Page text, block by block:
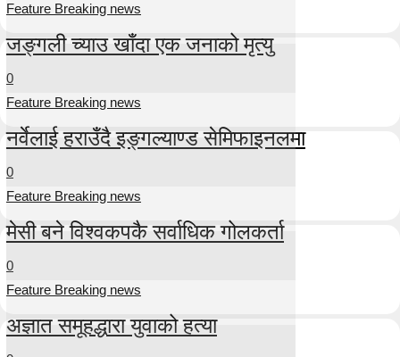
Feature Breaking news
जङ्गली च्याउ खाँदा एक जनाको मृत्यु
0
Feature Breaking news
नर्वेलाई हराउँदै इङ्गल्याण्ड सेमिफाइनलमा
0
Feature Breaking news
मेसी बने विश्वकपकै सर्वाधिक गोलकर्ता
0
Feature Breaking news
अज्ञात समूहद्धारा युवाको हत्या